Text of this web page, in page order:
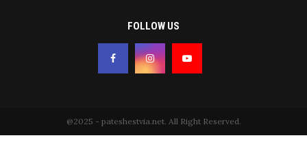
FOLLOW US
@2025 - pateshestvia.net. All Right Reserved.